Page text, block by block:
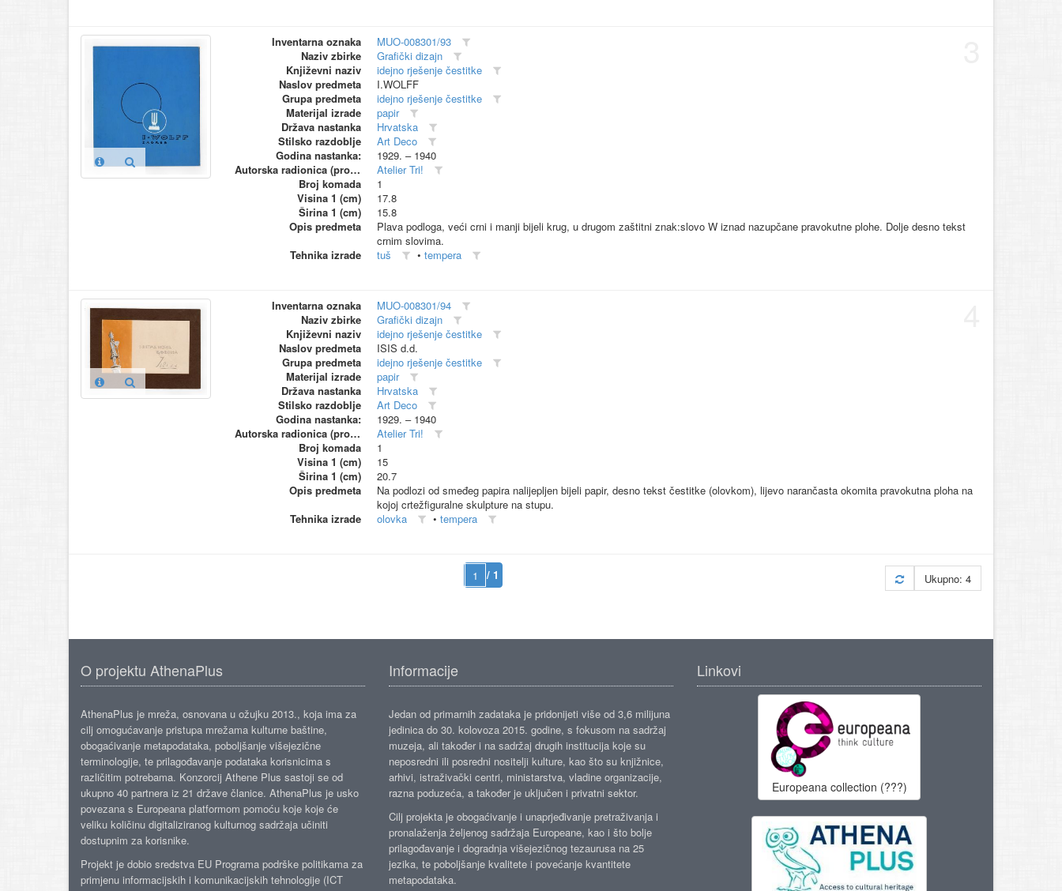
Inventarna oznaka
MUO-008301/93
Naziv zbirke
Grafički dizajn
Književni naziv
idejno rješenje čestitke
Naslov predmeta
I.WOLFF
Grupa predmeta
idejno rješenje čestitke
Materijal izrade
papir
Država nastanka
Hrvatska
Stilsko razdoblje
Art Deco
Godina nastanka:
1929. – 1940
Autorska radionica (proizvođač)
Atelier Tri!
Broj komada
1
Visina 1 (cm)
17.8
Širina 1 (cm)
15.8
Opis predmeta
Plava podloga, veći crni i manji bijeli krug, u drugom zaštitni znak:slovo W iznad nazupčane pravokutne plohe. Dolje desno tekst
crnim slovima.
Tehnika izrade
tuš • tempera
Inventarna oznaka
MUO-008301/94
Naziv zbirke
Grafički dizajn
Književni naziv
idejno rješenje čestitke
Naslov predmeta
ISIS d.d.
Grupa predmeta
idejno rješenje čestitke
Materijal izrade
papir
Država nastanka
Hrvatska
Stilsko razdoblje
Art Deco
Godina nastanka:
1929. – 1940
Autorska radionica (proizvođač)
Atelier Tri!
Broj komada
1
Visina 1 (cm)
15
Širina 1 (cm)
20.7
Opis predmeta
Na podlozi od smeđeg papira nalijepljen bijeli papir, desno tekst čestitke (olovkom), lijevo narančasta okomita pravokutna ploha na
kojoj crtežfiguralne skulpture na stupu.
Tehnika izrade
olovka • tempera
/ 1 Ukupno: 4
O projektu AthenaPlus
AthenaPlus je mreža, osnovana u ožujku 2013., koja ima za
cilj omogućavanje pristupa mrežama kulturne baštine,
obogaćivanje metapodataka, poboljšanje višejezične
terminologije, te prilagođavanje podataka korisnicima s
različitim potrebama. Konzorcij Athene Plus sastoji se od
ukupno 40 partnera iz 21 države članice. AthenaPlus je usko
povezana s Europeana platformom pomoću koje koje će
veliku količinu digitaliziranog kulturnog sadržaja učiniti
dostupnim za korisnike.
Projekt je dobio sredstva EU Programa podrške politikama za
primjenu informacijskih i komunikacijskih tehnologije (ICT
Informacije
Jedan od primarnih zadataka je pridonijeti više od 3,6 milijuna
jedinica do 30. kolovoza 2015. godine, s fokusom na sadržaj
muzeja, ali također i na sadržaj drugih institucija koje su
neposredni ili posredni nositelji kulture, kao što su knjižnice,
arhivi, istraživački centri, ministarstva, vladine organizacije,
razna poduzeća, a također je uključen i privatni sektor.
Cilj projekta je obogaćivanje i unaprjeđivanje pretraživanja i
pronalaženja željenog sadržaja Europeane, kao i što bolje
prilagođavanje i dogradnja višejezičnog tezaurusa na 25
jezika, te poboljšanje kvalitete i povećanje kvantitete
metapodataka.
Linkovi
Europeana collection (???)